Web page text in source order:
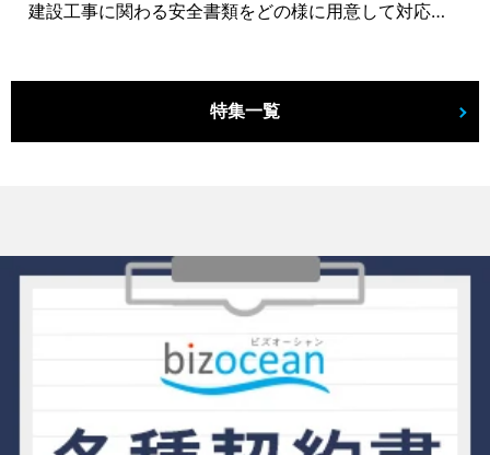
建設工事に関わる安全書類をどの様に用意して対応するか？関連書式テンプレートから書き方の注意点などの役立つコラムをbizoceanがお届けします。
特集一覧